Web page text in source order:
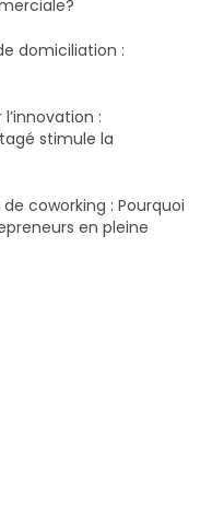
domiciliation :
:
stimule la
coworking : Pourquoi
en pleine